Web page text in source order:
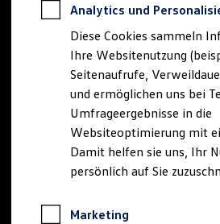
Professional Class bei
Behörden
Direktkunden
Sonderfahrzeuge
Anpfiff zum Gewinn
Elektromobilität
Elektroautos
ID. Tutorials
Elektrofahrzeugkonzepte
ID. EVERY1
Reichweite
Rekuperation
Analytics und
Diese Cookies sammeln
Ihre Websitenutzung
Seitenaufrufe,
und ermöglichen uns bei
Umfrageergebnisse in die
Websiteoptimierung mit
Damit helfen sie uns, Ihr
persönlich auf Sie
Marketing